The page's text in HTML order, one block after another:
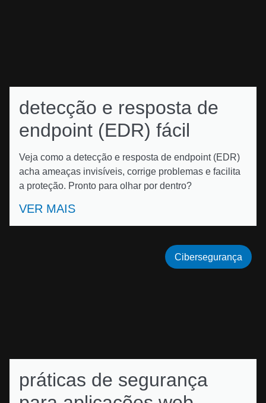
detecção e resposta de
endpoint (EDR) fácil
Veja como a detecção e resposta de endpoint (EDR)
acha ameaças invisíveis, corrige problemas e facilita
a proteção. Pronto para olhar por dentro?
VER MAIS
práticas de segurança
Cibersegurança